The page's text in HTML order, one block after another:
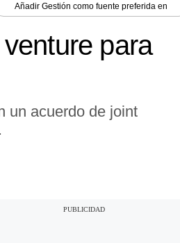
Añadir Gestión como fuente preferida en
para
un acuerdo de joint